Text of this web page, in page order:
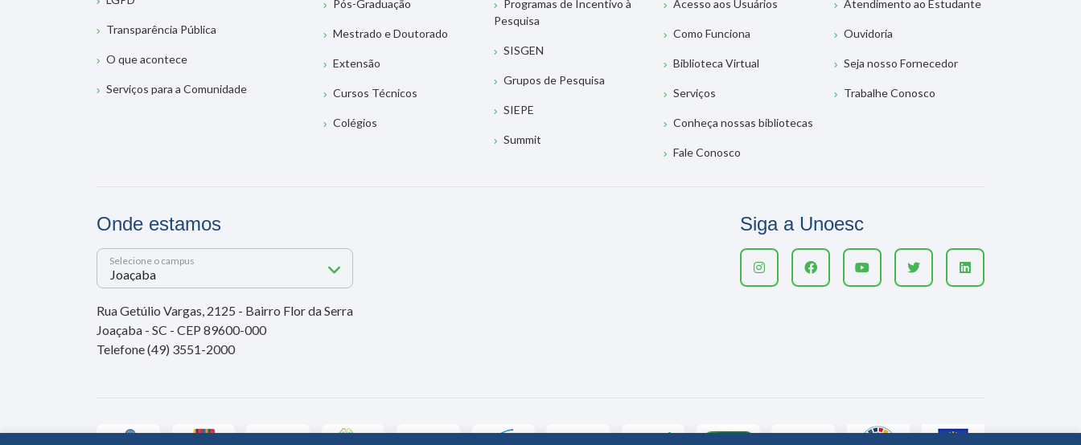
Transparência Pública
O que acontece
Serviços para a Comunidade
Pós-Graduação
Mestrado e Doutorado
Extensão
Cursos Técnicos
Colégios
Programas de Incentivo à
Pesquisa
SISGEN
Grupos de Pesquisa
SIEPE
Summit
Acesso aos Usuários
Como Funciona
Biblioteca Virtual
Serviços
Conheça nossas bibliotecas
Fale Conosco
Atendimento ao Estudante
Ouvidoria
Seja nosso Fornecedor
Trabalhe Conosco
Onde estamos
Selecione o campus
Rua Getúlio Vargas, 2125 - Bairro Flor da Serra
Joaçaba - SC - CEP 89600-000
Telefone (49) 3551-2000
Siga a Unoesc